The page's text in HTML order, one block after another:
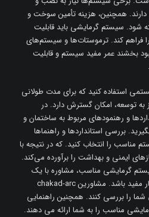
دارند. همچنین، هزینه تأمین سوخت و
شود. سیستم گرمایشی باید قابلیت
فراهم کند. ترموستات‌ها و سیستم‌های
بخشند عمر مفید سیستم و قابلیت
استفاده کنید که برای مدت طولانی
به توسعه، امکان گسترش دارد. در
و رهنمودهای مربوط به ساختمان و
بررسی استانداردها و راهنماها
مناسب را انتخاب کنید. که در نتیجه با
ایمنی و بهداشت را برآورده می‌کند.
گرمایشی مناسب، مشاوره با یک
متخصص گرمایش می‌تواند بسیار مفید باشد. مشاورین chakad-arc
را بررسی کنند. همچنین راهنمایی
مناسب را به شما ارائه می دهند.